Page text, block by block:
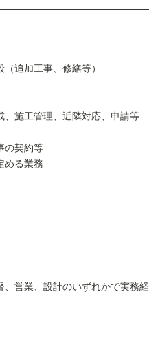
追加工事、修繕等）
、施工管理、近隣対応、申請等
の契約等
める業務
営業、設計のいずれかで実務経